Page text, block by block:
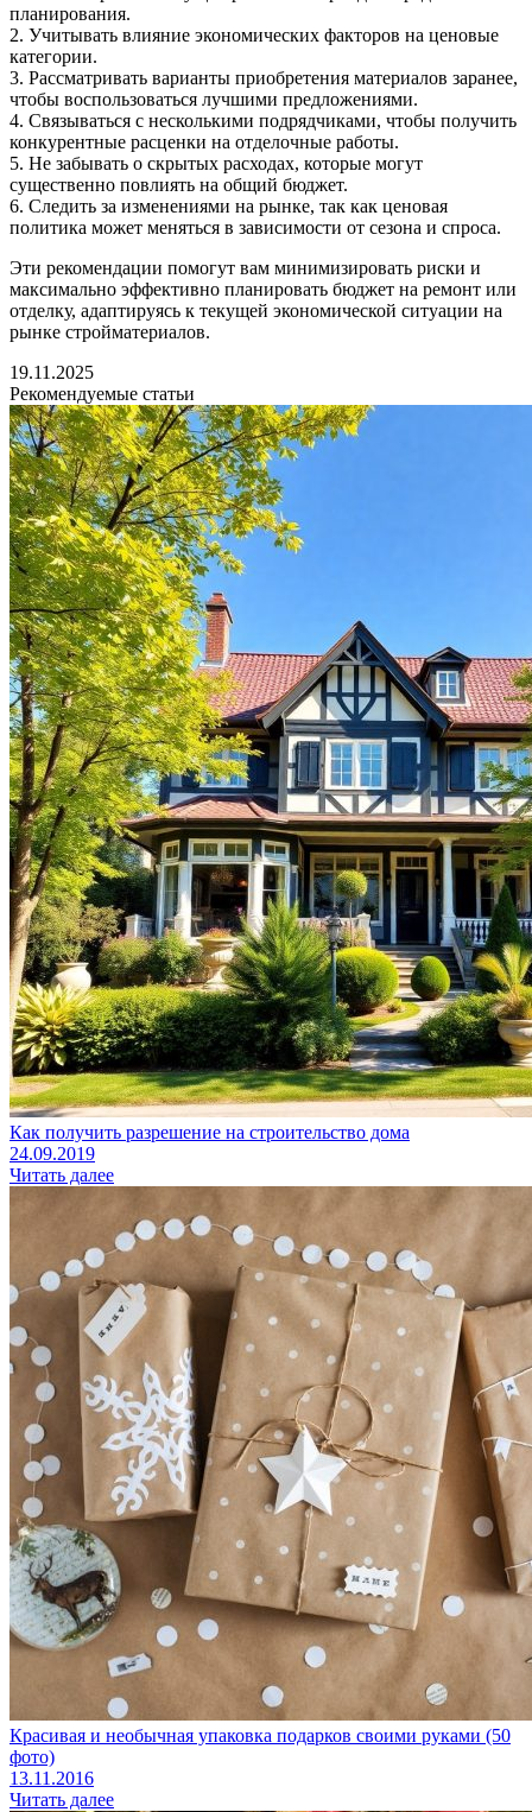
планирования.
2. Учитывать влияние экономических факторов на ценовые
категории.
3. Рассматривать варианты приобретения материалов заранее,
чтобы воспользоваться лучшими предложениями.
4. Связываться с несколькими подрядчиками, чтобы получить
конкурентные расценки на отделочные работы.
5. Не забывать о скрытых расходах, которые могут
существенно повлиять на общий бюджет.
6. Следить за изменениями на рынке, так как ценовая
политика может меняться в зависимости от сезона и спроса.
Эти рекомендации помогут вам минимизировать риски и
максимально эффективно планировать бюджет на ремонт или
отделку, адаптируясь к текущей экономической ситуации на
рынке стройматериалов.
19.11.2025
Рекомендуемые статьи
Как получить разрешение на строительство дома
24.09.2019
Читать далее
Красивая и необычная упаковка подарков своими руками (50
фото)
13.11.2016
Читать далее